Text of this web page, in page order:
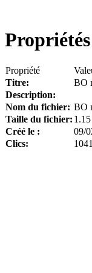
Propriété
Titre:
BO
Description:
Nom du fichier: BO
Taille du fichier:
Créé le :
09/
Clics: